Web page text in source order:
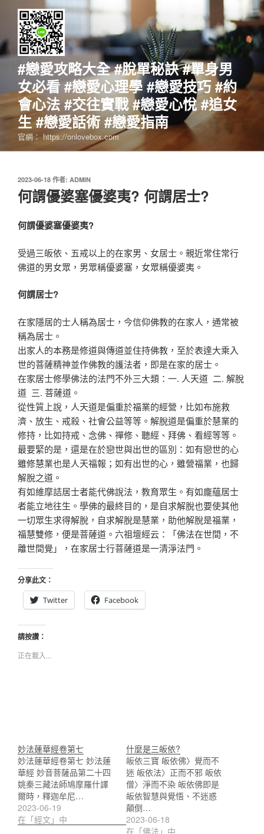
要
#戀愛攻略大全 #脫單秘訣 #單身男
女必看 #戀愛心理學 #戀愛技巧 #約
會心法 #交往實戰 #戀愛心悅 #追女
生 #戀愛話術 #戀愛指南
官網： https://onlovebox.com
發
佈
於
2023-06-18 作者: ADMIN
何謂優婆塞優婆夷? 何謂居士?
何謂優婆塞優婆夷?
受過三皈依、五戒以上的在家男、女居士。親近常住常行
佛道的男女眾，男眾稱優婆塞，女眾稱優婆夷。
何謂居士?
在家隱居的士人稱為居士，今信仰佛教的在家人，通常被
稱為居士。
出家人的本務是修道與傳道並住持佛教，至於表達大乘入
世的菩薩精神並作佛教的護法者，即是在家的居士。
在家居士修學佛法的法門不外三大類：一. 人天道 二. 解脫
道 三. 菩薩道。
從性質上說，人天道是偏重於福業的經營，比如布施救
濟、放生、戒殺、社會公益等等。解脫道是偏重於慧業的
修持，比如持戒、念佛、禪修、聽經、拜佛、看經等等。
最要緊的是，還是在於戀世與出世的區別：如有戀世的心
雖修慧業也是人天福報；如有出世的心，雖營福業，也歸
解脫之道。
有如維摩詰居士者能代佛說法，教育眾生。有如龐蘊居士
者能立地往生。學佛的最終目的，是自求解脫也要使其他
一切眾生求得解脫，自求解脫是慧業，助他解脫是福業，
福慧雙修，便是菩薩道。六祖壇經云：「佛法在世間，不
離世間覺」，在家居士行菩薩道是一清淨法門。
分享此文：
Twitter
Facebook
請按讚：
正在載入...
妙法蓮華經卷第七
妙法蓮華經卷第七 妙法蓮
華經 妙音菩薩品第二十四
姚秦三藏法師鳩摩羅什譯
爾時，釋迦牟尼…
2023-06-19
在「經文」中
什麼是三皈依?
皈依三寶 皈依佛〉覺而不
迷 皈依法〉正而不邪 皈依
僧〉淨而不染 皈依佛即是
皈依智慧與覺悟、不迷惑
顛倒…
2023-06-18
在「佛法」中